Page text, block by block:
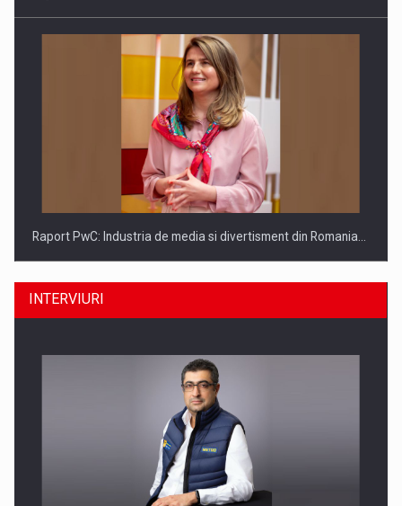
Raport PwC: Industria de media si divertisment din Romania…
Ce nu stiu Directorii de HR despre performanta echipelor…
INTERVIURI